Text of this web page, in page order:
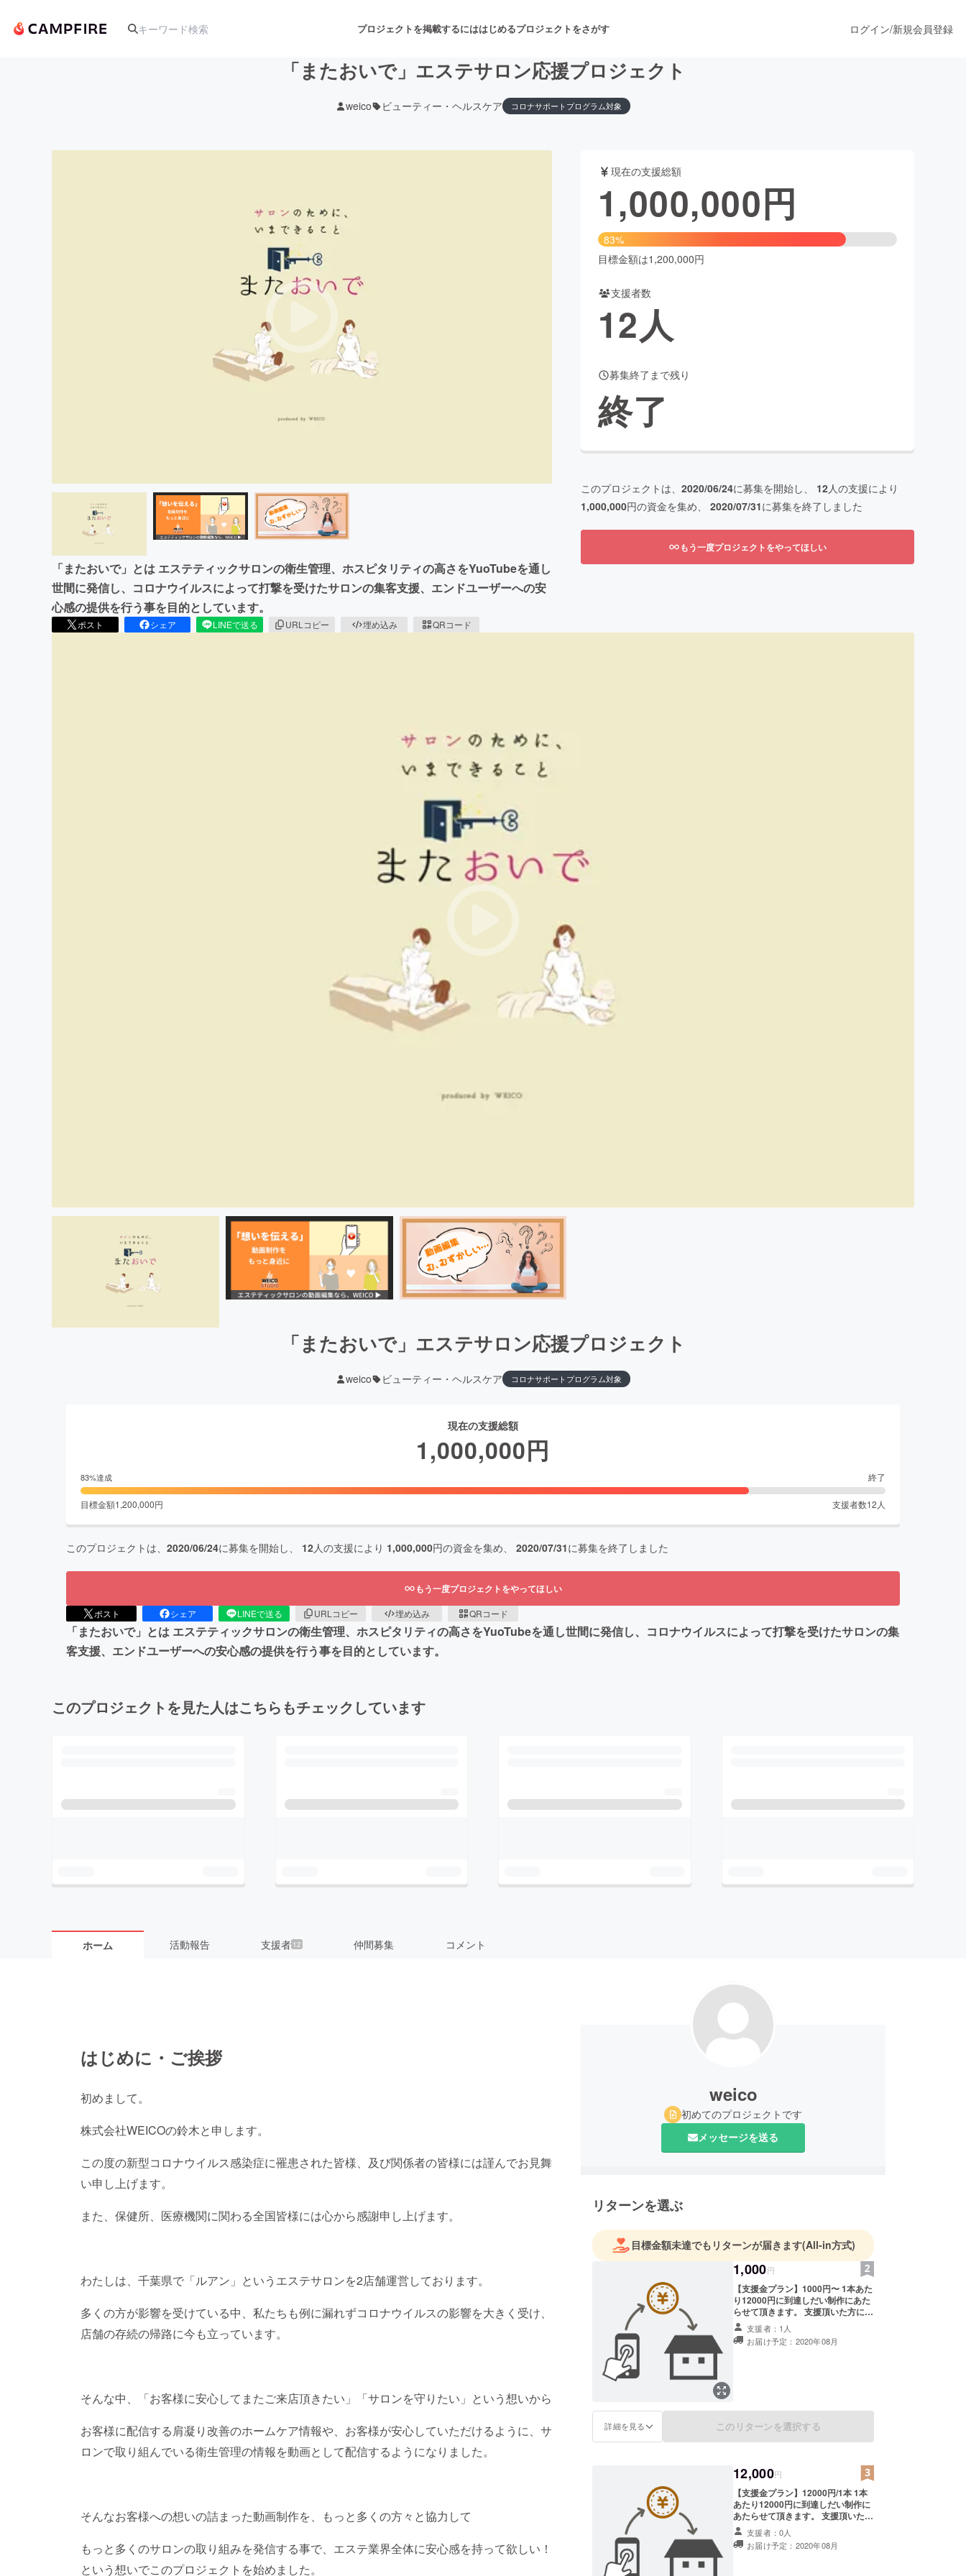
プロジェクトを掲載するにははじめるプロジェクトをさがす
舞台・パフォーマンス
テクノロジー・ガジェット ゲーム・サービス開発 ファッション
チャレンジ ビューティー・ヘルスケア
CAMPFIRE for Social Good
ログイン/新規会員登録
「またおいで」エステサロン応援プロジェクト
weico ビューティー・ヘルスケア コロナサポートプログラム対象
「またおいで」とは エステティックサロンの衛生管理、ホスピタリティの高さをYuoTubeを通し
世間に発信し、コロナウイルスによって打撃を受けたサロンの集客支援、エンドユーザーへの安
心感の提供を行う事を目的としています。
ポスト シェア LINEで送る URLコピー 埋め込み QRコード
現在の支援総額
1,000,000円
83%
目標金額は1,200,000円
支援者数
12人
募集終了まで残り
終了
このプロジェクトは、 2020/06/24に募集を開始し、 12人の支援により
1,000,000円の資金を集め、 2020/07/31に募集を終了しました
もう一度プロジェクトをやってほしい
「またおいで」エステサロン応援プロジェクト
weico ビューティー・ヘルスケア コロナサポートプログラム対象
現在の支援総額
1,000,000円
83%達成 終了
目標金額1,200,000円 支援者数12 人
このプロジェクトは、 2020/06/24に募集を開始し、 12人の支援により 1,000,000円の資金を集め、 2020/07/31に募集を終了しました
もう一度プロジェクトをやってほしい
ポスト シェア LINEで送る URLコピー 埋め込み QRコード
「またおいで」とは エステティックサロンの衛生管理、ホスピタリティの高さをYuoTubeを通し世間に発信し、コロナウイルスによって打撃を受けたサロンの集
客支援、エンドユーザーへの安心感の提供を行う事を目的としています。
このプロジェクトを見た人はこちらもチェックしています
ホーム 活動報告 支援者 12 仲間募集 コメント
はじめに・ご挨拶
初めまして。
株式会社WEICOの鈴木と申します。
この度の新型コロナウイルス感染症に罹患された皆様、及び関係者の皆様には謹んでお見舞
い申し上げます。
また、保健所、医療機関に関わる全国皆様には心から感謝申し上げます。
わたしは、千葉県で「ルアン」というエステサロンを2店舗運営しております。
多くの方が影響を受けている中、私たちも例に漏れずコロナウイルスの影響を大きく受け、
店舗の存続の帰路に今も立っています。
そんな中、「お客様に安心してまたご来店頂きたい」「サロンを守りたい」という想いから
お客様に配信する肩凝り改善のホームケア情報や、お客様が安心していただけるように、サ
ロンで取り組んでいる衛生管理の情報を動画として配信するようになりました。
そんなお客様への想いの詰まった動画制作を、もっと多くの方々と協力して
もっと多くのサロンの取り組みを発信する事で、エステ業界全体に安心感を持って欲しい！
という想いでこのプロジェクトを始めました。
weico
初めてのプロジェクトです
メッセージを送る
リターンを選ぶ
目標金額未達でもリターンが届きます(All-in方式)
1,000円
【支援金プラン】1000円〜 1本あた
り12000円に到達しだい制作にあた
らせて頂きます。 支援頂いた方には
随時を動画制作の活動報告をさせて
頂きます。 「サロンを守りたい」
「業界全体のイメージアップをした
様など、ご協力頂ける方は問わず募
集しております。 動画制作費とし
https://weico.jp/studio/mataoide ※
支援金のみですとこちらでお名前や
サロン名の確認がプロジェクト終了
まで取れない状態となりますので、
必ずベットページから動画制作の申
し込みを行っていただいてから支援
頂きますようご留意ください。
支援者：1人
お届け予定：2020年08月
詳細を見る このリターンを選択する
12,000円
【支援金プラン】12000円/1本 1本
あたり12000円に到達しだい制作に
あたらせて頂きます。 支援頂いた方
にはお一人づつお礼メールと、動画
制作の活動報告をさせて頂きます。
動画制作支援 1本 12,000円 3本
支援者：0人
お届け予定：2020年08月